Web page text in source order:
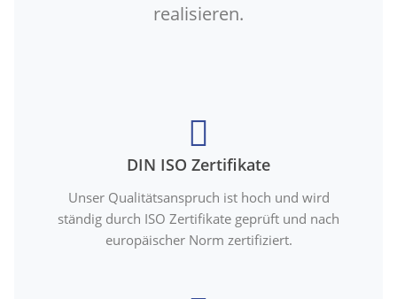
realisieren.
DIN ISO Zertifikate
Unser Qualitätsanspruch ist hoch und wird
ständig durch ISO Zertifikate geprüft und nach
europäischer Norm zertifiziert.